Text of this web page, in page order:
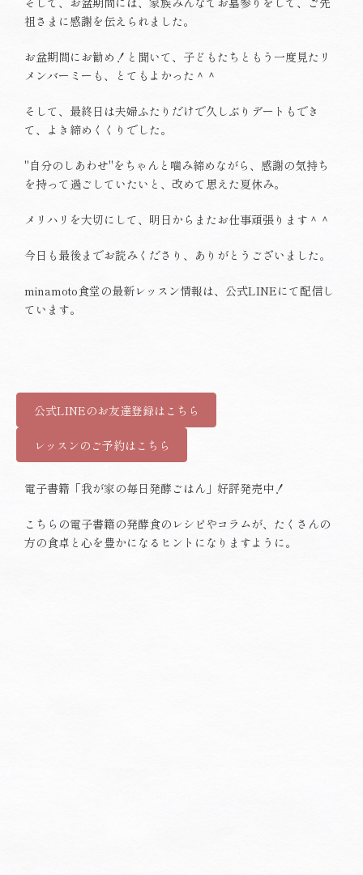
祖さまに感謝を伝えられました。
お盆期間にお勧め！と聞いて、子どもたちともう一度見たリ
メンバーミーも、とてもよかった＾＾
そして、最終日は夫婦ふたりだけで久しぶりデートもでき
て、よき締めくくりでした。
"自分のしあわせ"をちゃんと噛み締めながら、感謝の気持ち
を持って過ごしていたいと、改めて思えた夏休み。
メリハリを大切にして、明日からまたお仕事頑張ります＾＾
今日も最後までお読みくださり、ありがとうございました。
minamoto食堂の最新レッスン情報は、公式LINEにて配信し
ています。
公式LINEのお友達登録はこちら
レッスンのご予約はこちら
電子書籍「我が家の毎日発酵ごはん」好評発売中！
こちらの電子書籍の発酵食のレシピやコラムが、たくさんの
方の食卓と心を豊かになるヒントになりますように。